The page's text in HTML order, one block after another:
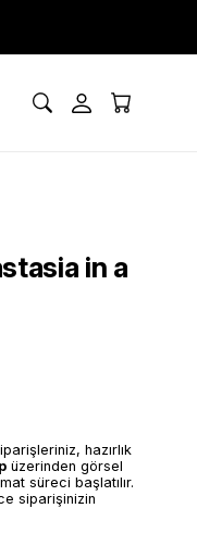
in a
hazırlık
üzerinden görsel
süreci başlatılır.
siparişinizin